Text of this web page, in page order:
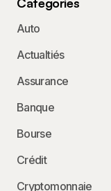
Auto
Actualtiés
Assurance
Banque
Bourse
Crédit
Cryptomonnaie